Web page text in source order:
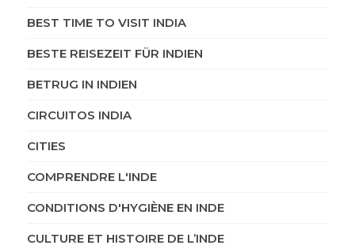
BEST TIME TO VISIT INDIA
BESTE REISEZEIT FÜR INDIEN
BETRUG IN INDIEN
CIRCUITOS INDIA
CITIES
COMPRENDRE L'INDE
CONDITIONS D'HYGIÈNE EN INDE
CULTURE ET HISTOIRE DE L’INDE